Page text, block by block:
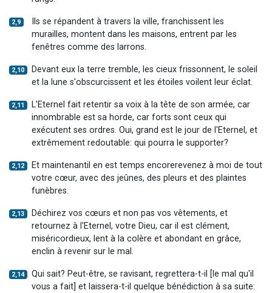
2,9
Ils se répandent à travers la ville, franchissent les
murailles, montent dans les maisons, entrent par les
fenêtres comme des larrons.
2,10
Devant eux la terre tremble, les cieux frissonnent, le soleil
et la lune s'obscurcissent et les étoiles voilent leur éclat.
2,11
L'Eternel fait retentir sa voix à la tête de son armée, car
innombrable est sa horde, car forts sont ceux qui
exécutent ses ordres. Oui, grand est le jour de l'Eternel, et
extrêmement redoutable: qui pourra le supporter?
2,12
Et maintenantil en est temps encorerevenez à moi de tout
votre cœur, avec des jeûnes, des pleurs et des plaintes
funèbres.
2,13
Déchirez vos cœurs et non pas vos vêtements, et
retournez à l'Eternel, votre Dieu, car il est clément,
miséricordieux, lent à la colère et abondant en grâce,
enclin à revenir sur le mal.
2,14
Qui sait? Peut-être, se ravisant, regrettera-t-il [le mal qu'il
vous a fait] et laissera-t-il quelque bénédiction à sa suite: